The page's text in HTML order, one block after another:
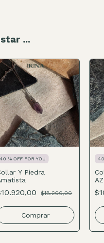
...
40 % OFF FOR YOU
Y Piedra
$18.200,00
AZ